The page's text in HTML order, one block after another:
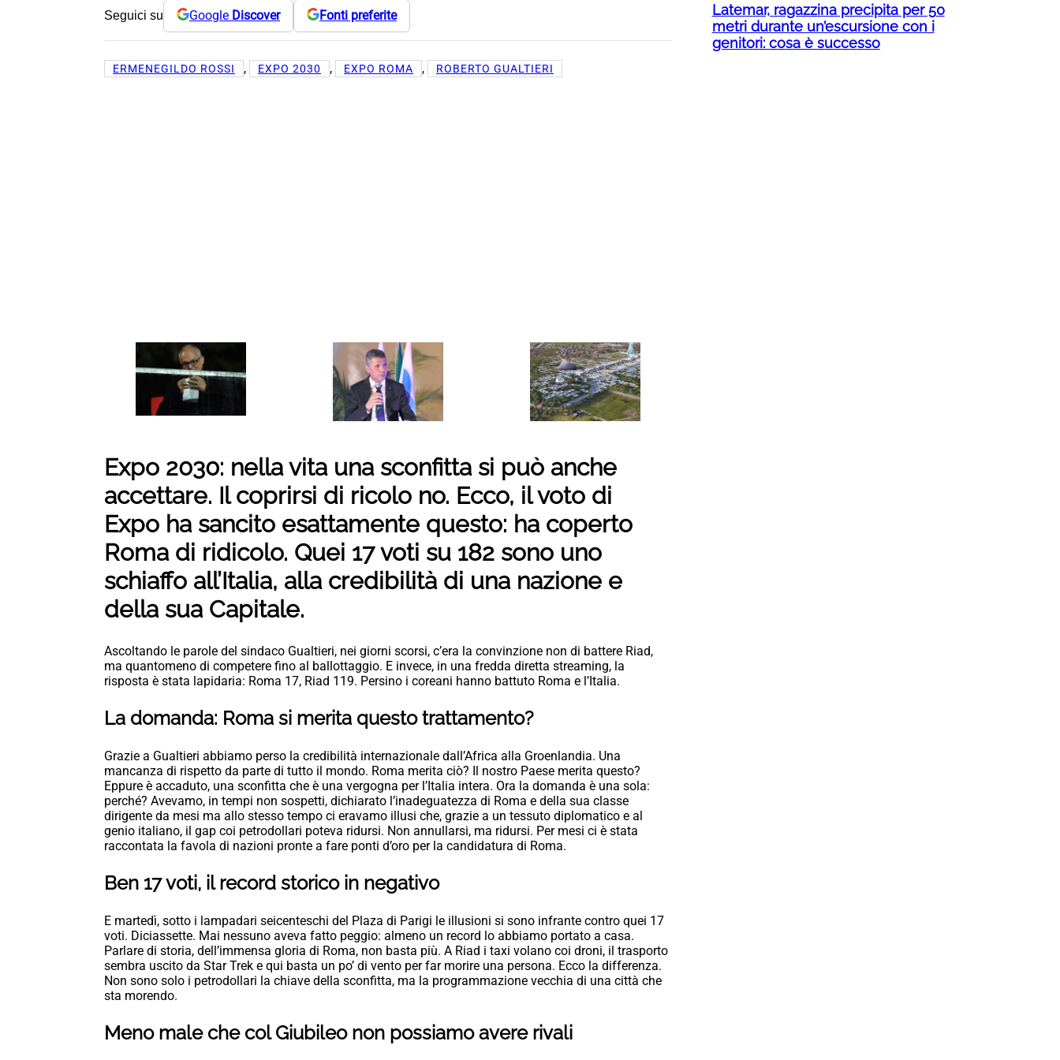
Seguici su Google Discover Fonti preferite
ERMENEGILDO ROSSI , EXPO 2030 , EXPO ROMA , ROBERTO GUALTIERI
Expo 2030: nella vita una sconfitta si può anche
accettare. Il coprirsi di ricolo no. Ecco, il voto di
Expo ha sancito esattamente questo: ha coperto
Roma di ridicolo. Quei 17 voti su 182 sono uno
schiaffo all’Italia, alla credibilità di una nazione e
della sua Capitale.
Ascoltando le parole del sindaco Gualtieri, nei giorni scorsi, c’era la convinzione non di battere Riad,
ma quantomeno di competere fino al ballottaggio. E invece, in una fredda diretta streaming, la
risposta è stata lapidaria: Roma 17, Riad 119. Persino i coreani hanno battuto Roma e l’Italia.
La domanda: Roma si merita questo trattamento?
Grazie a Gualtieri abbiamo perso la credibilità internazionale dall’Africa alla Groenlandia. Una
mancanza di rispetto da parte di tutto il mondo. Roma merita ciò? Il nostro Paese merita questo?
Eppure è accaduto, una sconfitta che è una vergogna per l’Italia intera. Ora la domanda è una sola:
perché? Avevamo, in tempi non sospetti, dichiarato l’inadeguatezza di Roma e della sua classe
dirigente da mesi ma allo stesso tempo ci eravamo illusi che, grazie a un tessuto diplomatico e al
genio italiano, il gap coi petrodollari poteva ridursi. Non annullarsi, ma ridursi. Per mesi ci è stata
raccontata la favola di nazioni pronte a fare ponti d’oro per la candidatura di Roma.
Ben 17 voti, il record storico in negativo
E martedì, sotto i lampadari seicenteschi del Plaza di Parigi le illusioni si sono infrante contro quei 17
voti. Diciassette. Mai nessuno aveva fatto peggio: almeno un record lo abbiamo portato a casa.
Parlare di storia, dell’immensa gloria di Roma, non basta più. A Riad i taxi volano coi droni, il trasporto
sembra uscito da Star Trek e qui basta un po’ di vento per far morire una persona. Ecco la differenza.
Non sono solo i petrodollari la chiave della sconfitta, ma la programmazione vecchia di una città che
sta morendo.
Meno male che col Giubileo non possiamo avere rivali
Latemar, ragazzina precipita per 50
metri durante un’escursione con i
genitori: cosa è successo